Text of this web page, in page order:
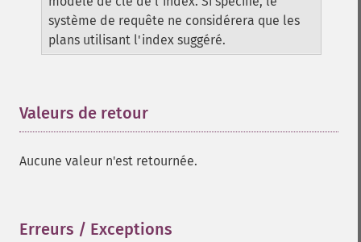
système de requête ne considérera que les
plans utilisant l'index suggéré.
Valeurs de retour
Aucune valeur n'est retournée.
Erreurs / Exceptions